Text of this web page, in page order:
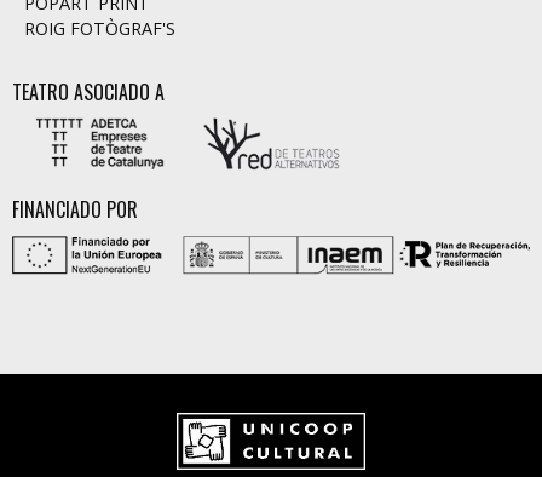
ROIG FOTÒGRAF'S
TEATRO ASOCIADO A
FINANCIADO POR